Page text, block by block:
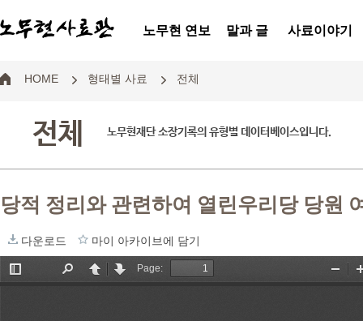
노무현 연보 말과 글 사료이야기
HOME 형태별 사료 전체
전체 노무현재단 소장기록의 유형별 데이터베이스입니다.
당적 정리와 관련하여 열린우리당 당원
다운로드 마이 아카이브에 담기